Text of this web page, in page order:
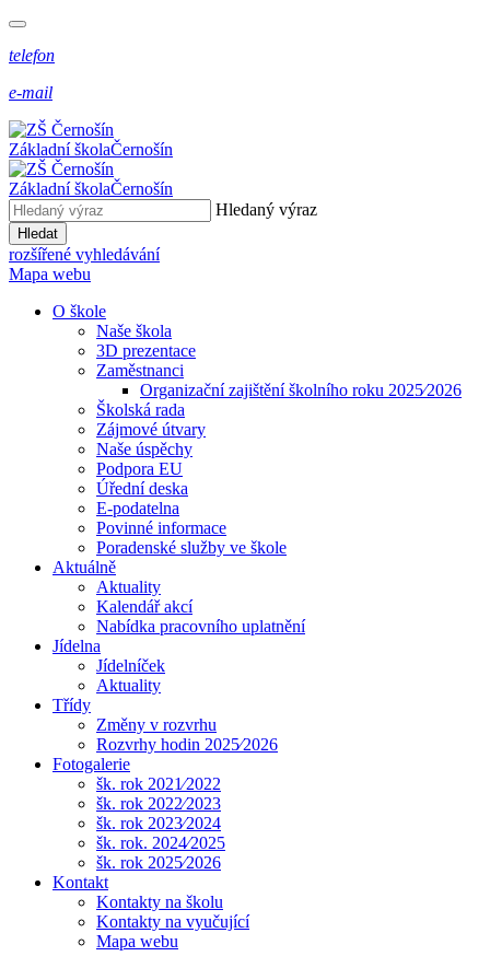
telefon
e-mail
Základní školaČernošín
Základní školaČernošín
Hledaný výraz
Hledat
rozšířené vyhledávání
Mapa webu
O škole
Naše škola
3D prezentace
Zaměstnanci
Organizační zajištění školního roku 2025⁄2026
Školská rada
Zájmové útvary
Naše úspěchy
Podpora EU
Úřední deska
E-podatelna
Povinné informace
Poradenské služby ve škole
Aktuálně
Aktuality
Kalendář akcí
Nabídka pracovního uplatnění
Jídelna
Jídelníček
Aktuality
Třídy
Změny v rozvrhu
Rozvrhy hodin 2025⁄2026
Fotogalerie
šk. rok 2021⁄2022
šk. rok 2022⁄2023
šk. rok 2023⁄2024
šk. rok. 2024⁄2025
šk. rok 2025⁄2026
Kontakt
Kontakty na školu
Kontakty na vyučující
Mapa webu